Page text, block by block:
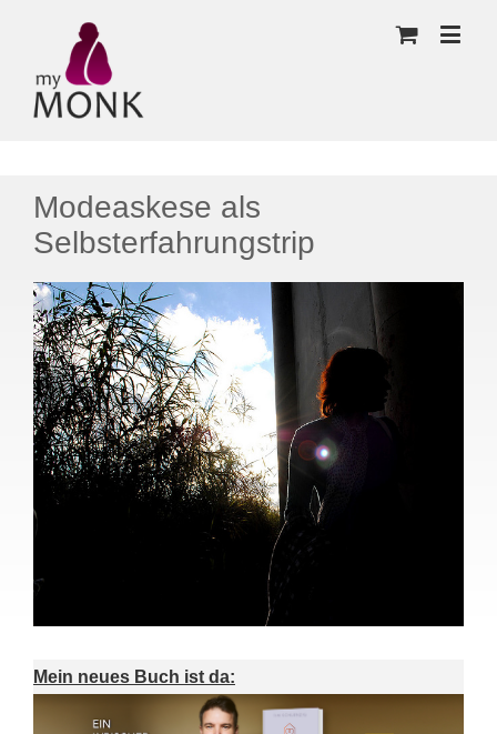
Modeaskese als
Selbsterfahrungstrip
Mein neues Buch ist da: